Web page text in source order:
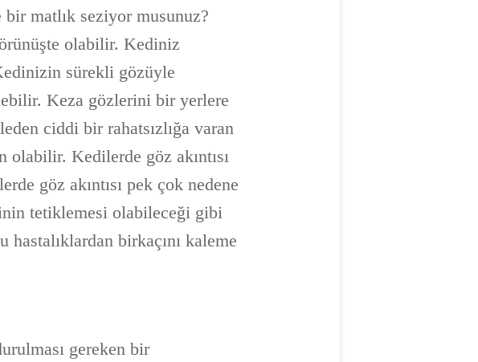
matlık seziyor musunuz?
olabilir. Kediniz
sürekli gözüyle
Keza gözlerini bir yerlere
ciddi bir rahatsızlığa varan
olabilir. Kedilerde göz akıntısı
göz akıntısı pek çok nedene
tetiklemesi olabileceği gibi
birkaçını kaleme
gereken bir